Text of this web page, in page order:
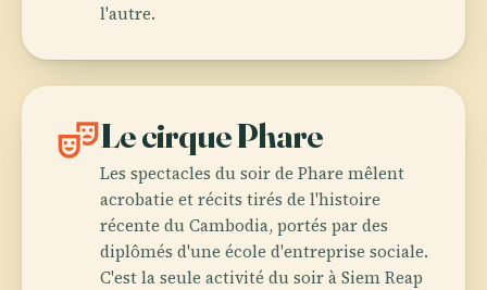
l'autre.
theater_comedyLe cirque Phare
Les spectacles du soir de Phare mêlent
acrobatie et récits tirés de l'histoire
récente du Cambodia, portés par des
diplômés d'une école d'entreprise sociale.
C'est la seule activité du soir à Siem Reap